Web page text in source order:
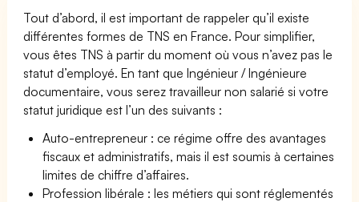
Tout d’abord, il est important de rappeler qu’il existe
différentes formes de TNS en France. Pour simplifier,
vous êtes TNS à partir du moment où vous n’avez pas le
statut d’employé. En tant que Ingénieur / Ingénieure
documentaire, vous serez travailleur non salarié si votre
statut juridique est l’un des suivants :
Auto-entrepreneur : ce régime offre des avantages
fiscaux et administratifs, mais il est soumis à certaines
limites de chiffre d’affaires.
Profession libérale : les métiers qui sont réglementés